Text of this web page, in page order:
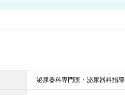
泌尿器科専門医・泌尿器科指